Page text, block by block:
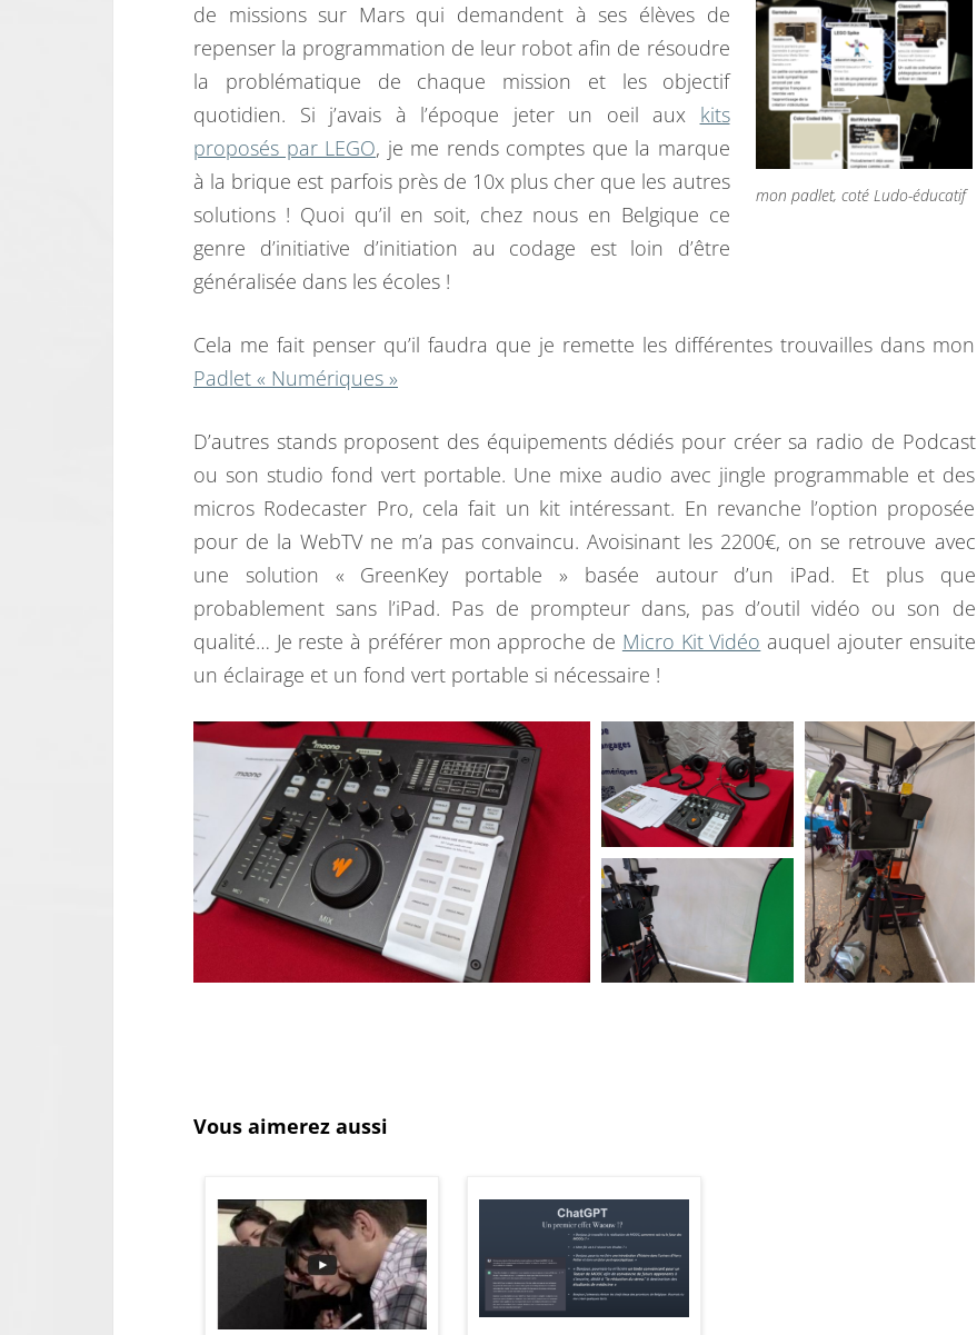
mon padlet, coté Ludo-éducatif
de missions sur Mars qui demandent à ses élèves de
repenser la programmation de leur robot afin de résoudre
la problématique de chaque mission et les objectif
quotidien. Si j’avais à l’époque jeter un oeil aux kits
proposés par LEGO, je me rends comptes que la marque
à la brique est parfois près de 10x plus cher que les autres
solutions ! Quoi qu’il en soit, chez nous en Belgique ce
genre d’initiative d’initiation au codage est loin d’être
généralisée dans les écoles !
Cela me fait penser qu’il faudra que je remette les différentes trouvailles dans mon
Padlet « Numériques »
D’autres stands proposent des équipements dédiés pour créer sa radio de Podcast
ou son studio fond vert portable. Une mixe audio avec jingle programmable et des
micros Rodecaster Pro, cela fait un kit intéressant. En revanche l’option proposée
pour de la WebTV ne m’a pas convaincu. Avoisinant les 2200€, on se retrouve avec
une solution « GreenKey portable » basée autour d’un iPad. Et plus que
probablement sans l’iPad. Pas de prompteur dans, pas d’outil vidéo ou son de
qualité… Je reste à préférer mon approche de Micro Kit Vidéo auquel ajouter ensuite
un éclairage et un fond vert portable si nécessaire !
Vous aimerez aussi